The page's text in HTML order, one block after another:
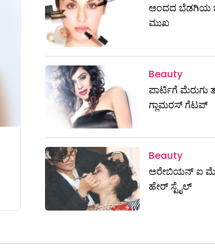
ಅಂದದ ಬೆಡಗಿಯ
ಮುಖ
Beauty
ಪಾರ್ಟಿಗೆ ಮೆರುಗು
ಗ್ಲಾಮರಸ್‌ ಗೆಟಪ್‌
Beauty
ಅರೇಬಿಯನ್ ಐ
ಹೇರ್ ಸ್ಟೈಲ್